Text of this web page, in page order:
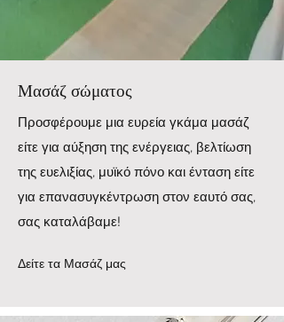
Μασάζ σώματος
Προσφέρουμε μια ευρεία γκάμα μασάζ
είτε για αύξηση της ενέργειας, βελτίωση
της ευελιξίας, μυϊκό πόνο και ένταση είτε
για επανασυγκέντρωση στον εαυτό σας,
σας καταλάβαμε!
Δείτε τα Μασάζ μας